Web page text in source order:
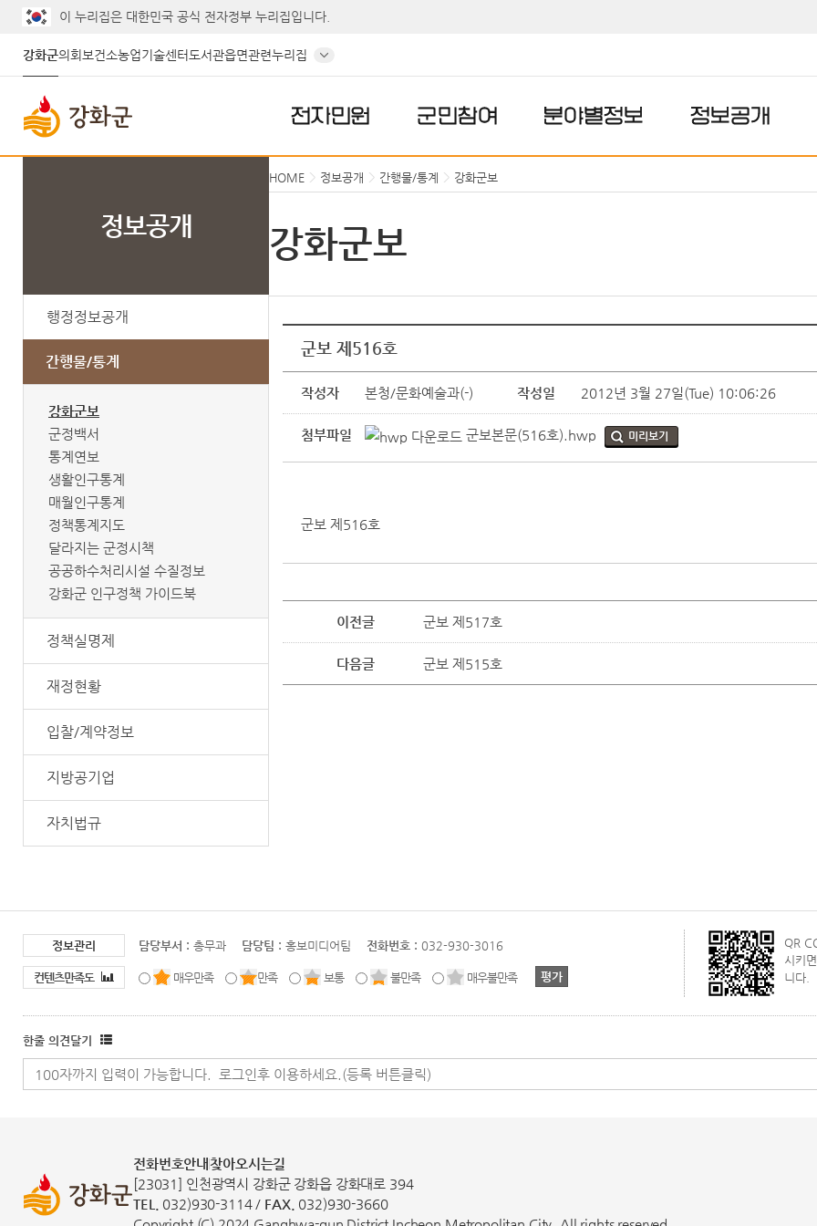
이 누리집은 대한민국 공식 전자정부 누리집입니다.
강화군의회 보건소농업기술센터 도서관읍면관련누리집
전자민원 군민참여 분야별정보 정보공개
정보공개
행정정보공개
간행물/통계
강화군보
군정백서
통계연보
생활인구통계
매월인구통계
정책통계지도
달라지는 군정시책
공공하수처리시설 수질정보
강화군 인구정책 가이드북
정책실명제
재정현황
입찰/계약정보
지방공기업
자치법규
HOME 정보공개 간행물/통계 강화군보
강화군보
군보 제516호
작성자 본청/문화예술과(-) 작성일 2012년 3월 27일(Tue) 10:06:26
첨부파일 군보본문(516호).hwp 미리보기
군보 제516호
이전글 군보 제517호
다음글 군보 제515호
정보관리 담당부서 : 총무과 담당팀 : 홍보미디어팀 전화번호 : 032-930-3016
컨텐츠만족도 매우만족 만족 보통 불만족 매우불만족
QR
시키
니다.
한줄 의견달기
전화번호안내찾아오시는길
[23031] 인천광역시 강화군 강화읍 강화대로 394
TEL.
032)930-3114 / FAX. 032)930-3660